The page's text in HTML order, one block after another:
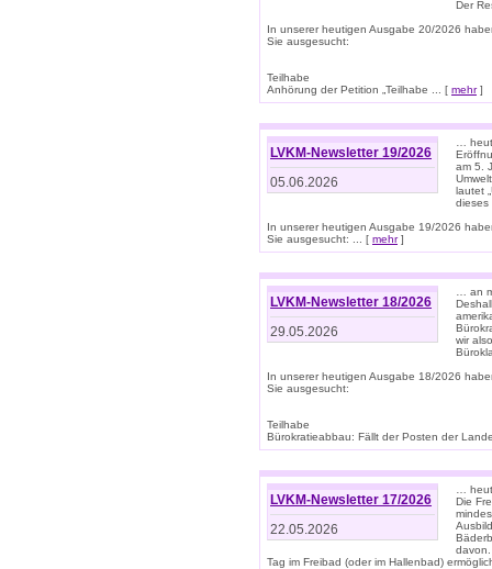
Der
In unserer heutigen Ausgabe 20/2026
Sie ausgesucht:
Teilhabe
Anhörung der Petition „Teilhabe ... [ mehr]
LVKM-Newsletter 19/2026
05.06.2026
…
am 5.
lautet
dieses
In unserer heutigen Ausgabe 19/2026
Sie ausgesucht: ... [ mehr]
LVKM-Newsletter 18/2026
29.05.2026
… an
wir
In unserer heutigen Ausgabe 18/2026
Sie ausgesucht:
Teilhabe
Bürokratieabbau: Fällt der Posten der
LVKM-Newsletter 17/2026
22.05.2026
…
Die
davon.
Tag im Freibad (oder im Hallenbad)